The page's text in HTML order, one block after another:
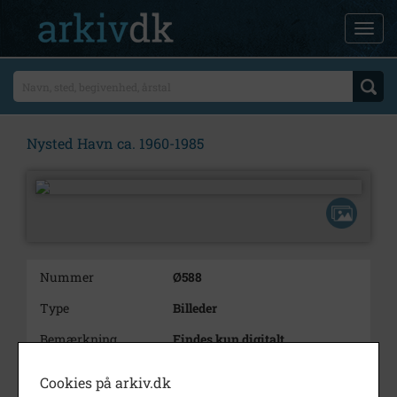
Nysted Havn ca. 1960-1985
Nummer
Ø588
Type
Billeder
Bemærkning
Findes kun digitalt
Cookies på arkiv.dk